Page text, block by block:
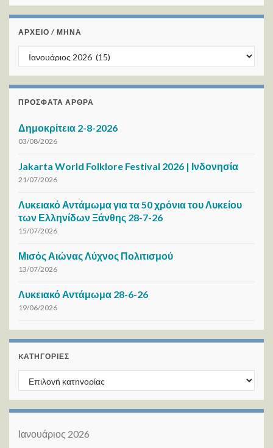
ΑΡΧΕΙΟ / ΜΗΝΑ
ΑΡΧΕΙΟ / ΜΗΝΑ
ΠΡΌΣΦΑΤΑ ΆΡΘΡΑ
Δημοκρίτεια 2-8-2026
03/08/2026
Jakarta World Folklore Festival 2026 | Ινδονησία
21/07/2026
Λυκειακό Αντάμωμα για τα 50 χρόνια του Λυκείου
των Ελληνίδων Ξάνθης 28-7-26
15/07/2026
Μισός Αιώνας Λύχνος Πολιτισμού
13/07/2026
Λυκειακό Αντάμωμα 28-6-26
19/06/2026
KΑΤΗΓΟΡΊΕΣ
Kατηγορίες
Ιανουάριος 2026